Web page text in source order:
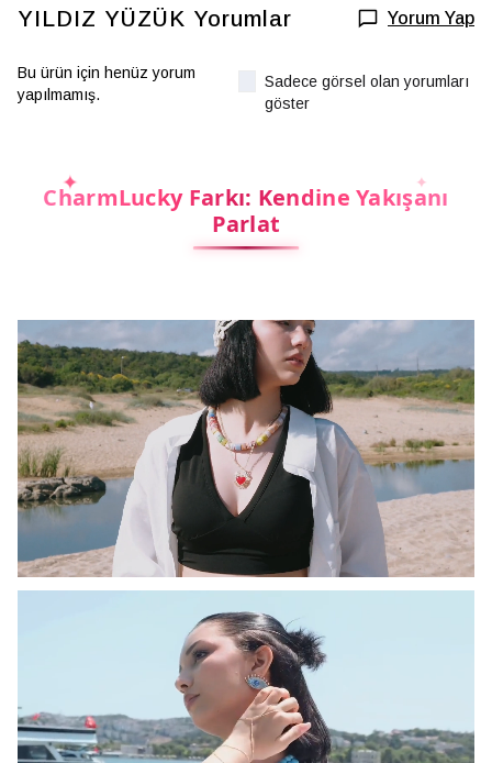
YILDIZ YÜZÜK Yorumlar Yorum Yap
Bu ürün için henüz yorum
yapılmamış.
Sadece görsel olan yorumları
göster
CharmLucky Farkı: Kendine Yakışanı
Parlat